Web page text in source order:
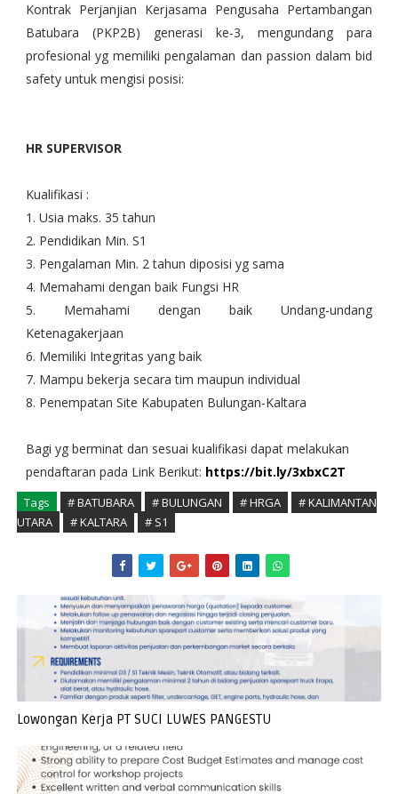
Kontrak Perjanjian Kerjasama Pengusaha Pertambangan
Batubara (PKP2B) generasi ke-3, mengundang para
profesional yg memiliki pengalaman dan passion dalam bid
safety untuk mengisi posisi:
HR SUPERVISOR
Kualifikasi :
1. Usia maks. 35 tahun
2. Pendidikan Min. S1
3. Pengalaman Min. 2 tahun diposisi yg sama
4. Memahami dengan baik Fungsi HR
5. Memahami dengan baik Undang-undang
Ketenagakerjaan
6. Memiliki Integritas yang baik
7. Mampu bekerja secara tim maupun individual
8. Penempatan Site Kabupaten Bulungan-Kaltara
Bagi yg berminat dan sesuai kualifikasi dapat melakukan
pendaftaran pada Link Berikut: https://bit.ly/3xbxC2T
Tags # BATUBARA # BULUNGAN # HRGA
# KALIMANTAN
UTARA
# KALTARA # S1
Lowongan Kerja PT SUCI LUWES PANGESTU